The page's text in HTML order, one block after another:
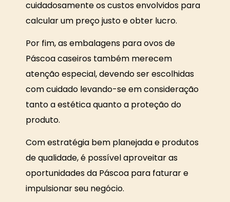
cuidadosamente os custos envolvidos para
calcular um preço justo e obter lucro.
Por fim, as embalagens para ovos de
Páscoa caseiros também merecem
atenção especial, devendo ser escolhidas
com cuidado levando-se em consideração
tanto a estética quanto a proteção do
produto.
Com estratégia bem planejada e produtos
de qualidade, é possível aproveitar as
oportunidades da Páscoa para faturar e
impulsionar seu negócio.